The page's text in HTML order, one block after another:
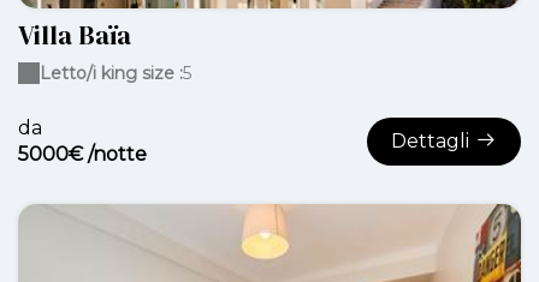
Villa Baïa
da
5000€ /notte
Dettagli
Letto/i king size :5